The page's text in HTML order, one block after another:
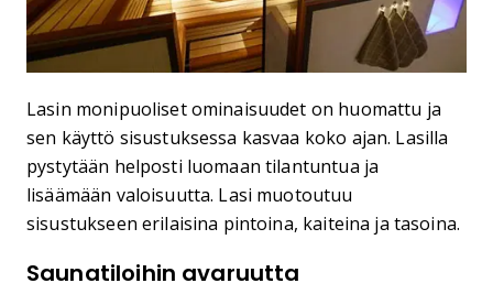
Lasin monipuoliset ominaisuudet on huomattu ja
sen käyttö sisustuksessa kasvaa koko ajan. Lasilla
pystytään helposti luomaan tilantuntua ja
lisäämään valoisuutta. Lasi muotoutuu
sisustukseen erilaisina pintoina, kaiteina ja tasoina.
Saunatiloihin avaruutta